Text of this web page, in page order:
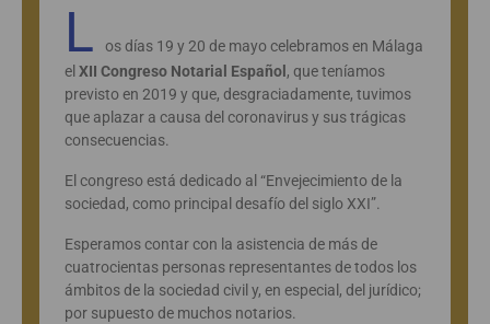
L
os días 19 y 20 de mayo celebramos en Málaga
el XII Congreso Notarial Español , que teníamos
previsto en 2019 y que, desgraciadamente, tuvimos
que aplazar a causa del coronavirus y sus trágicas
consecuencias.
El congreso está dedicado al “Envejecimiento de la
sociedad, como principal desafío del siglo XXI”.
Esperamos contar con la asistencia de más de
cuatrocientas personas representantes de todos los
ámbitos de la sociedad civil y, en especial, del jurídico;
por supuesto de muchos notarios.